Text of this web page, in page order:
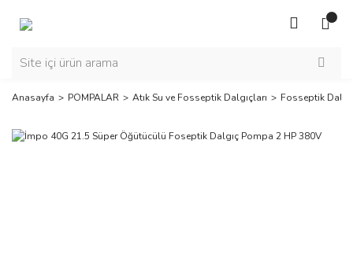
Anasayfa POMPALAR Atık Su ve Fosseptik Dalgıçları Fosseptik